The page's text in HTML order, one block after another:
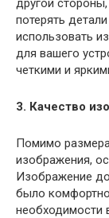
другой
потерять
использовать
для вашего
четкими и
3. Качество
Помимо
изображения,
Изображение
было комфортно
необходимости